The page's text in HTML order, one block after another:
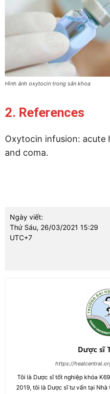
Hình ảnh oxytocin trong sản khoa
2. References
Oxytocin infusion: acute
and coma.
Ngày viết:
Thứ Sáu, 26/03/2021 15:29
UTC+7
Dược sĩ
https://
Tôi là Dược sĩ tốt nghiệp khóa
2019, tôi là Dược sĩ tư vấn tại